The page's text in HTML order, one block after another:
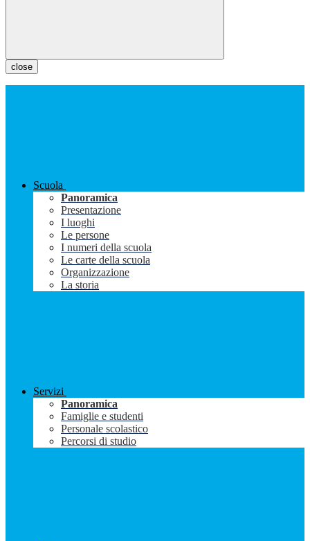
close
Scuola
Panoramica
Presentazione
I luoghi
Le persone
I numeri della scuola
Le carte della scuola
Organizzazione
La storia
Servizi
Panoramica
Famiglie e studenti
Personale scolastico
Percorsi di studio